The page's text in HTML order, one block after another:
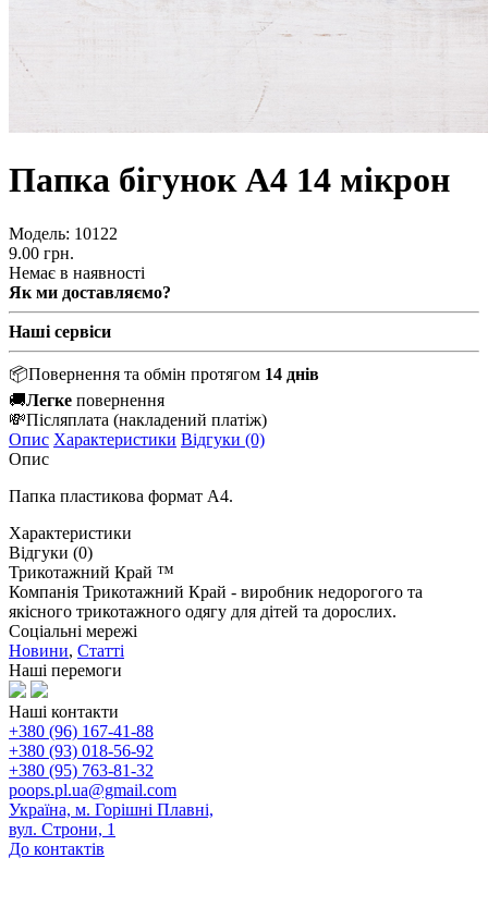
Папка бігунок А4 14 мікрон
Модель: 10122
9.00 грн.
Немає в наявності
Як ми доставляємо?
Наші сервіси
📦Повернення та обмін протягом 14 днів
🚚Легке повернення
💸Післяплата (накладений платіж)
Опис Характеристики Відгуки (0)
Опис
Папка пластикова формат А4.
Характеристики
Відгуки (0)
Трикотажний Край ™
Компанія Трикотажний Край - виробник недорогого та
якісного трикотажного одягу для дітей та дорослих.
Соціальні мережі
Новини, Статті
Наші перемоги
Наші контакти
+380 (96) 167-41-88
+380 (93) 018-56-92
+380 (95) 763-81-32
poops.pl.ua@gmail.com
Україна, м. Горішні Плавні,
вул. Строни, 1
До контактів